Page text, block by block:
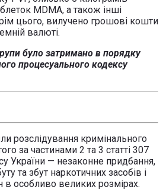
MDMA, а також інші
цього, вилучено грошові кошти
валюті.
було затримано в порядку
процесуального кодексу
розслідування кримінального
за частинами 2 та 3 статті 307
України — незаконне придбання,
та збут наркотичних засобів і
в особливо великих розмірах.